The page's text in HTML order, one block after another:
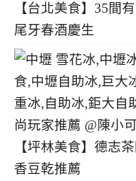
【台北美食】35間
尾牙春酒慶生
【坪林美食】德志
香豆乾推薦